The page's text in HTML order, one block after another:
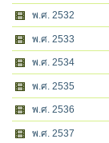
พ.ศ. 2532
พ.ศ. 2533
พ.ศ. 2534
พ.ศ. 2535
พ.ศ. 2536
พ.ศ. 2537